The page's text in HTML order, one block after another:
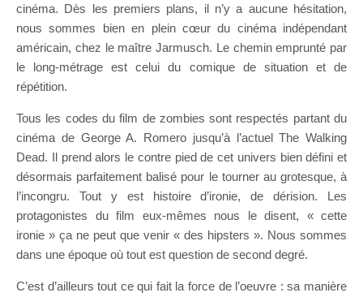
cinéma. Dès les premiers plans, il n’y a aucune hésitation,
nous sommes bien en plein cœur du cinéma indépendant
américain, chez le maître Jarmusch. Le chemin emprunté par
le long-métrage est celui du comique de situation et de
répétition.
Tous les codes du film de zombies sont respectés partant du
cinéma de George A. Romero jusqu’à l’actuel The Walking
Dead. Il prend alors le contre pied de cet univers bien défini et
désormais parfaitement balisé pour le tourner au grotesque, à
l’incongru. Tout y est histoire d’ironie, de dérision. Les
protagonistes du film eux-mêmes nous le disent, « cette
ironie » ça ne peut que venir « des hipsters ». Nous sommes
dans une époque où tout est question de second degré.
C’est d’ailleurs tout ce qui fait la force de l’oeuvre : sa manière